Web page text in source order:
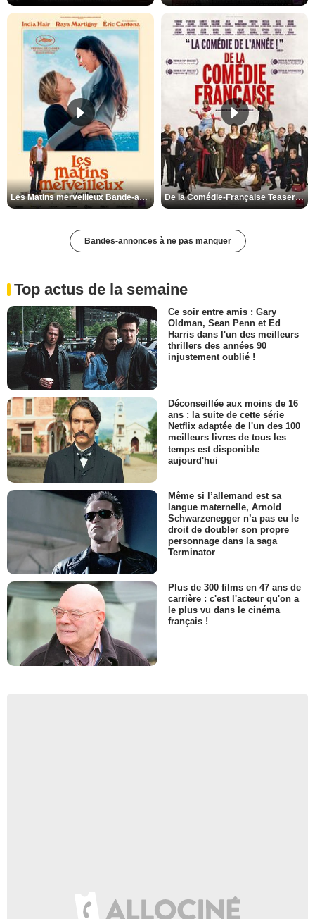
Les Matins merveilleux Bande-annonce VF De la Comédie-Française Teaser VF
Bandes-annonces à ne pas manquer
Top actus de la semaine
Ce soir entre amis : Gary
Oldman, Sean Penn et Ed
Harris dans l'un des meilleurs
thrillers des années 90
injustement oublié !
Déconseillée aux moins de 16
ans : la suite de cette série
Netflix adaptée de l'un des 100
meilleurs livres de tous les
temps est disponible
aujourd'hui
Même si l’allemand est sa
langue maternelle, Arnold
Schwarzenegger n’a pas eu le
droit de doubler son propre
personnage dans la saga
Terminator
Plus de 300 films en 47 ans de
carrière : c'est l'acteur qu'on a
le plus vu dans le cinéma
français !